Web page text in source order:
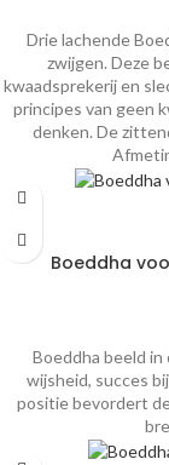
Drie lachende
zwijgen. Deze
kwaadsprekerij en
principes van geen
denken. De
Boeddha
Boeddha beeld
wijsheid, succes
positie bevordert